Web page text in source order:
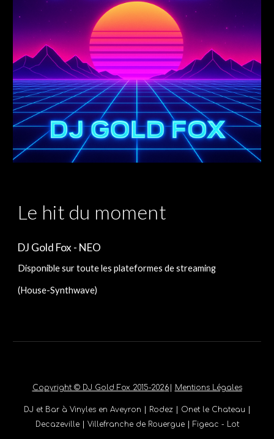
Le hit du moment
DJ Gold Fox - NEO
Disponible sur toute les plateformes de streaming
(House-Synthwave)
Copyright © DJ Gold Fox 2015-2026 Mentions Légales
DJ et Bar à Vinyles en Aveyron Rodez Onet le Chateau
Decazeville
Villefranche de Rouergue Figeac - Lot